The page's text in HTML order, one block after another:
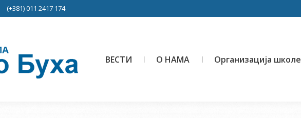
(+381) 011 2417 174
ВЕСТИ О НАМА Организација школе